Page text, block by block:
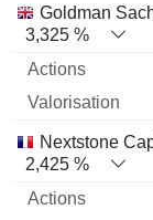
Goldman
3,325 %
Nextstone
2,425 %